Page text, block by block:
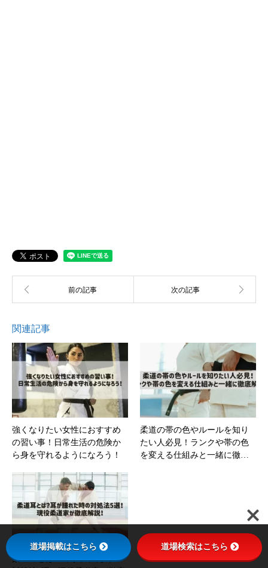
関連記事
強くなりたい女性におすすめ
の習い事！日常生活の危険か
ら身を守れるようになろう！
柔道の帯の色やルールを知り
たい人必見！ランクや帯の色
を変える仕組みと一緒に徹…
柔道耳とは？耳が腫れた時の
道場掲載はこちら 道場検索はこちら